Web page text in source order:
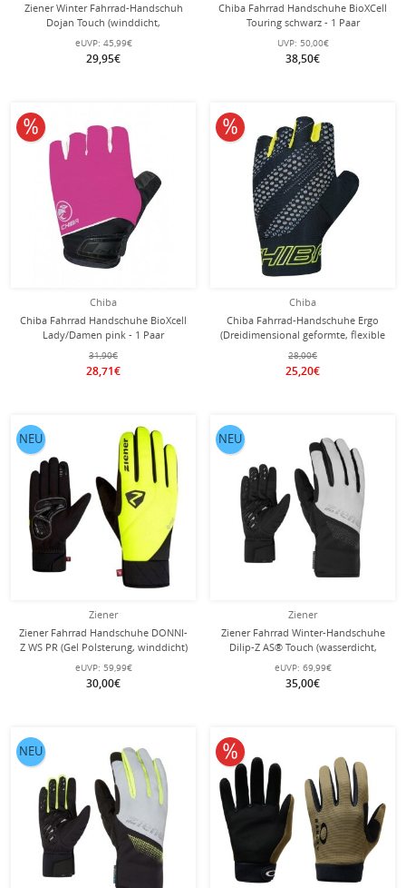
Ziener Winter Fahrrad-Handschuh
Dojan Touch (winddicht,
atmungsaktiv, reflektierende
Elemente) schwarz/grau - 1 Paar
eUVP: 45,99€
29,95€
Chiba Fahrrad Handschuhe BioXCell
Touring schwarz - 1 Paar
UVP: 50,00€
38,50€
Chiba
Chiba Fahrrad Handschuhe BioXcell
Lady/Damen pink - 1 Paar
31,90€
28,71€
10% reduziert
Chiba
Chiba Fahrrad-Handschuhe Ergo
(Dreidimensional geformte, flexible
Innenhand) schwarz/gelb - 1 Paar
28,00€
25,20€
10% reduziert
Ziener
Ziener Fahrrad Handschuhe DONNI-
Z WS PR (Gel Polsterung, winddicht)
gelb/schwarz - 1 Paar
eUVP: 59,99€
30,00€
NEU
Ziener
Ziener Fahrrad Winter-Handschuhe
Dilip-Z AS® Touch (wasserdicht,
winddicht) schwarz/grau - 1 Paar
eUVP: 69,99€
35,00€
NEU
NEU 10% reduziert